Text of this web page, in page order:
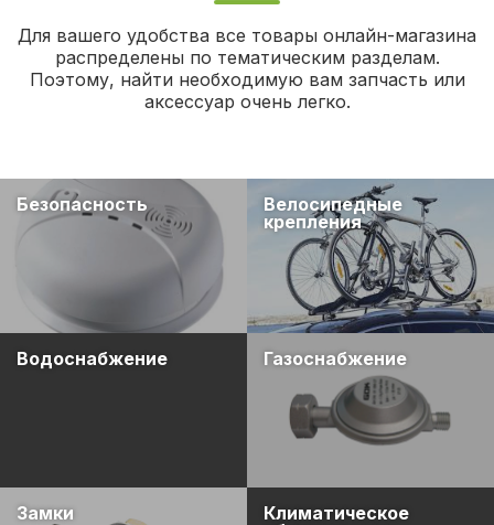
Для вашего удобства все товары онлайн-магазина
распределены по тематическим разделам.
Поэтому, найти необходимую вам запчасть или
аксессуар очень легко.
Безопасность
Велосипедные
крепления
Водоснабжение Газоснабжение
Замки
Климатическое